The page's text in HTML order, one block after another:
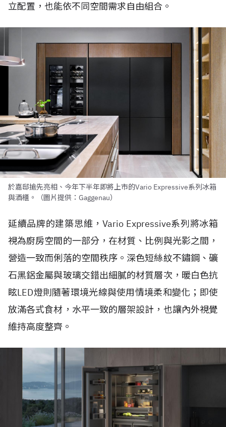
立配置，也能依不同空間需求自由組合。
於嘉邸搶先亮相、今年下半年即將上市的Vario Expressive系列冰箱
與酒櫃。（圖片提供：Gaggenau）
延續品牌的建築思維，Vario Expressive系列將冰箱
視為廚房空間的一部分，在材質、比例與光影之間，
營造一致而俐落的空間秩序。深色短絲紋不鏽鋼、礦
石黑鋁金屬與玻璃交錯出細膩的材質層次，暖白色抗
眩LED燈則隨著環境光線與使用情境柔和變化；即使
放滿各式食材，水平一致的層架設計，也讓內外視覺
維持高度整齊。